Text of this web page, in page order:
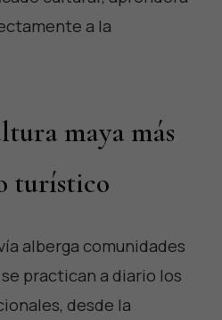
a la
maya más
turístico
alberga comunidades
practican a diario los
desde la